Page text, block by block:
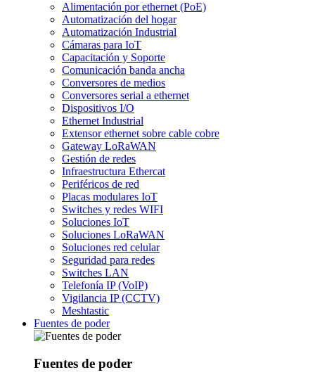
Alimentación por ethernet (PoE)
Automatización del hogar
Automatización Industrial
Cámaras para IoT
Capacitación y Soporte
Comunicación banda ancha
Conversores de medios
Conversores serial a ethernet
Dispositivos I/O
Ethernet Industrial
Extensor ethernet sobre cable cobre
Gateway LoRaWAN
Gestión de redes
Infraestructura Ethercat
Periféricos de red
Placas modulares IoT
Switches y redes WIFI
Soluciones IoT
Soluciones LoRaWAN
Soluciones red celular
Seguridad para redes
Switches LAN
Telefonía IP (VoIP)
Vigilancia IP (CCTV)
Meshtastic
Fuentes de poder
Fuentes de poder